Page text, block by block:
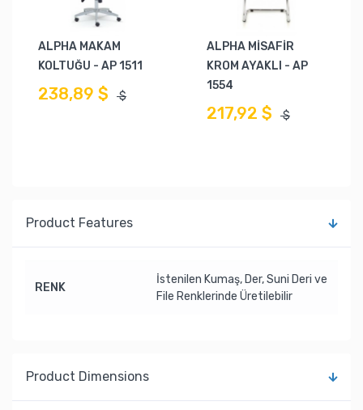
ALPHA MAKAM
KOLTUĞU - AP 1511
238,89 $ $
ALPHA MİSAFİR
KROM AYAKLI - AP
1554
217,92 $ $
Product Features
RENK
İstenilen Kumaş, Der, Suni Deri ve
File Renklerinde Üretilebilir
Product Dimensions